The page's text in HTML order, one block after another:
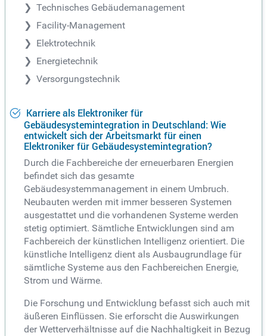
Technisches Gebäudemanagement
Facility-Management
Elektrotechnik
Energietechnik
Versorgungstechnik
Karriere als Elektroniker für
Gebäudesystemintegration in Deutschland: Wie
entwickelt sich der Arbeitsmarkt für einen
Elektroniker für Gebäudesystemintegration?
Durch die Fachbereiche der erneuerbaren Energien
befindet sich das gesamte
Gebäudesystemmanagement in einem Umbruch.
Neubauten werden mit immer besseren Systemen
ausgestattet und die vorhandenen Systeme werden
stetig optimiert. Sämtliche Entwicklungen sind am
Fachbereich der künstlichen Intelligenz orientiert. Die
künstliche Intelligenz dient als Ausbaugrundlage für
sämtliche Systeme aus den Fachbereichen Energie,
Strom und Wärme.
Die Forschung und Entwicklung befasst sich auch mit
äußeren Einflüssen. Sie erforscht die Auswirkungen
der Wetterverhältnisse auf die Nachhaltigkeit in Bezug